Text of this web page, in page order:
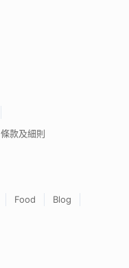
條款及細則
Food
Blog